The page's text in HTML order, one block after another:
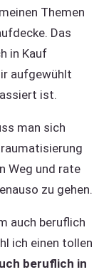
Themen
Das
in Kauf
aufgewühlt
ist.
man sich
Weg und rate
zu gehen.
auch beruflich
ich einen tollen
beruflich in